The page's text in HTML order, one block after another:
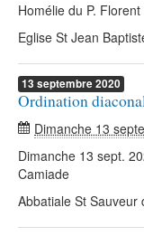
Homélie du P. Florent
Eglise St Jean
13 septembre2020
Ordination
Dimanche 13
Dimanche 13 sept.
Camiade
Abbatiale St Sauveur